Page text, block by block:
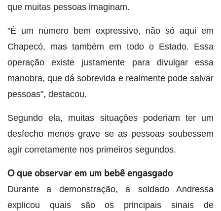
que muitas pessoas imaginam.
"É um número bem expressivo, não só aqui em
Chapecó, mas também em todo o Estado. Essa
operação existe justamente para divulgar essa
manobra, que dá sobrevida e realmente pode salvar
pessoas", destacou.
Segundo ela, muitas situações poderiam ter um
desfecho menos grave se as pessoas soubessem
agir corretamente nos primeiros segundos.
O que observar em um bebê engasgado
Durante a demonstração, a soldado Andressa
explicou quais são os principais sinais de